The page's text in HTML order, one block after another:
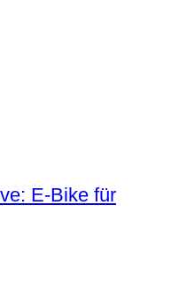
E-Bike für